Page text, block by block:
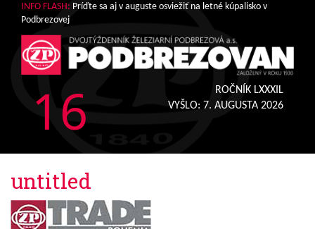
INFO FLASH: Príďte sa aj v auguste osviežiť na letné kúpalisko v
Podbrezovej
16
ROČNÍK LXXXIL
VYŠLO: 7. AUGUSTA 2026
untitled